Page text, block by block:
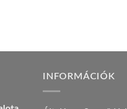
INFORMÁCIÓK